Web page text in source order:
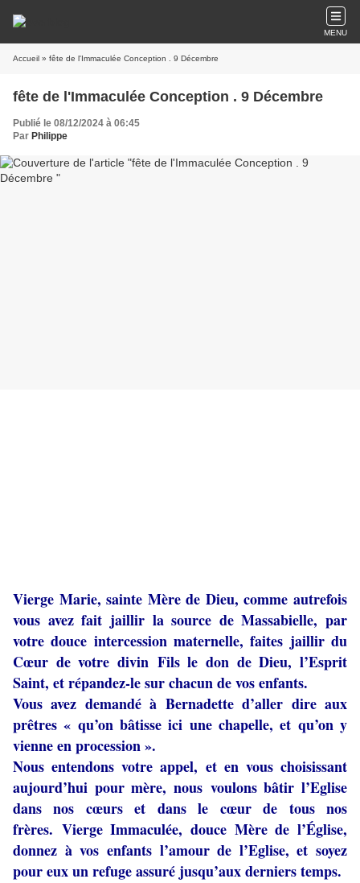
MENU
Accueil » fête de l'Immaculée Conception . 9 Décembre
fête de l'Immaculée Conception . 9 Décembre
Publié le 08/12/2024 à 06:45
Par Philippe
Vierge Marie, sainte Mère de Dieu, comme autrefois
vous avez fait jaillir la source de Massabielle, par
votre douce intercession maternelle, faites jaillir du
Cœur de votre divin Fils le don de Dieu, l’Esprit
Saint, et répandez-le sur chacun de vos enfants.
Vous avez demandé à Bernadette d’aller dire aux
prêtres « qu’on bâtisse ici une chapelle, et qu’on y
vienne en procession ».
Nous entendons votre appel, et en vous choisissant
aujourd’hui pour mère, nous voulons bâtir l’Eglise
dans nos cœurs et dans le cœur de tous nos
frères. Vierge Immaculée, douce Mère de l’Église,
donnez à vos enfants l’amour de l’Eglise, et soyez
pour eux un refuge assuré jusqu’aux derniers temps.